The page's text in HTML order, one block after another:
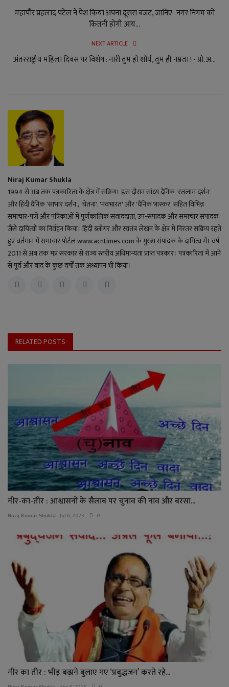
महापौर प्रहलाद पटेल ने पेश किया अपना दूसरा बजट, जानिए- नगर निगम को
कितनी होगी आय...
NEXT ARTICLE
अंतरराष्ट्रीय महिला दिवस पर विशेष : नारी तुम हो शौर्य, तुम ही नम्रता ! - प्रो. अ...
Niraj Kumar Shukla
1994 से अब तक पत्रकारिता के क्षेत्र में सक्रिय। इस दौरान सांध्य दैनिक 'रतलाम दर्शन'
और हिंदी दैनिक 'साभार दर्शन', 'चेतना', 'नवभारत' और 'दैनिक भास्कर' सहित विभिन्न
समाचार-पत्रों और पत्रिकाओं में पूर्णकालिक संवाददाता, उप-संपादक और समाचार संपादक
जैसे दायित्वों का निर्वहन किया। हिंदी ब्लॉगर और स्वतंत्र लेखन के क्षेत्र में निरंतर सक्रिय रहते
हुए वर्तमान में समाचार पोर्टल www.acntimes.com के मुख्य संपादक के दायित्व में। वर्ष
2011 से अब तक मप्र सरकार से राज्य स्तरीय अधिमान्यता प्राप्त पत्रकार। पत्रकारिता में आने
से पूर्व और बाद के कुछ वर्षों तक अध्यापन भी किया।
RELATED POSTS
नीर-का-तीर : आश्वासनों के सैलाब पर चुनाव की नाव और बरसा...
Niraj Kumar Shukla Jul 6, 2023 0
नीर का तीर : भीड़ बढ़ाने बुलाए गए ‘प्रबुद्धजन’ करते रहे...